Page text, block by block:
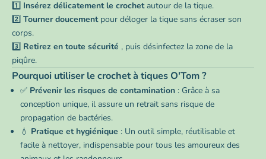
1️⃣ Insérez délicatement le crochetautour de la tique.
2️⃣ Tourner doucementpour déloger la tique sans écraser son
corps.
3️⃣ Retirez en toute sécurité , puis désinfectez la zone de la
piqûre.
Pourquoi utiliser le crochet à tiques O'Tom ?
✅ Prévenir les risques de contamination : Grâce à sa
conception unique, il assure un retrait sans risque de
propagation de bactéries.
💧 Pratique et hygiénique : Un outil simple, réutilisable et
facile à nettoyer, indispensable pour tous les amoureux des